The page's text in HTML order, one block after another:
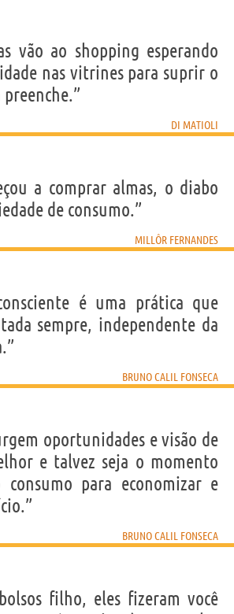
vão ao shopping esperando
nas vitrines para suprir o
DI MATIOLI
a comprar almas, o diabo
de consumo.”
MILLÔR FERNANDES
é uma prática que
sempre, independente da
BRUNO CALIL FONSECA
oportunidades e visão de
e talvez seja o momento
para economizar e
BRUNO CALIL FONSECA
filho, eles fizeram você